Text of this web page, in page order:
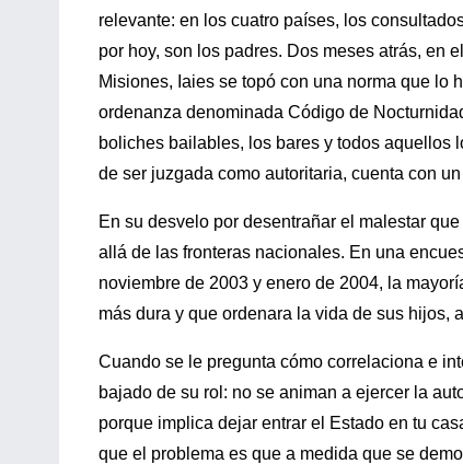
relevante: en los cuatro países, los
por hoy, son los padres. Dos meses atrás, en
Misiones, Iaies se topó con una norma que lo
ordenanza denominada Código de
boliches bailables, los bares y todos
de ser juzgada como autoritaria, cuenta con
En su desvelo por desentrañar el malestar
allá de las fronteras nacionales. En una
noviembre de 2003 y enero de 2004, la
más dura y que ordenara la vida de sus hijos,
Cuando se le pregunta cómo correlaciona e
bajado de su rol: no se animan a ejercer la
porque implica dejar entrar el Estado en tu
que el problema es que a medida que se